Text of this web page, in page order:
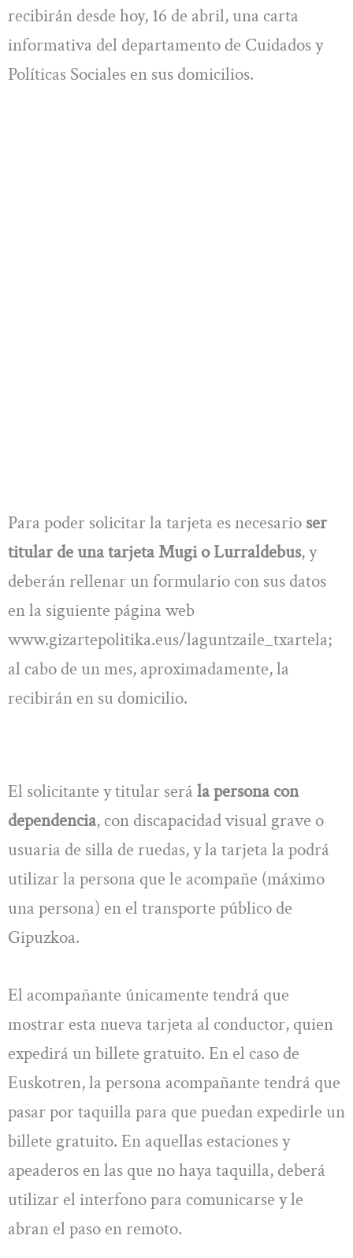
recibirán desde hoy, 16 de abril, una carta
informativa del departamento de Cuidados y
Políticas Sociales en sus domicilios.
Para poder solicitar la tarjeta es necesario ser
titular de una tarjeta Mugi o Lurraldebus, y
deberán rellenar un formulario con sus datos
en la siguiente página web
www.gizartepolitika.eus/laguntzaile_txartela;
al cabo de un mes, aproximadamente, la
recibirán en su domicilio.
El solicitante y titular será la persona con
dependencia, con discapacidad visual grave o
usuaria de silla de ruedas, y la tarjeta la podrá
utilizar la persona que le acompañe (máximo
una persona) en el transporte público de
Gipuzkoa.
El acompañante únicamente tendrá que
mostrar esta nueva tarjeta al conductor, quien
expedirá un billete gratuito. En el caso de
Euskotren, la persona acompañante tendrá que
pasar por taquilla para que puedan expedirle un
billete gratuito. En aquellas estaciones y
apeaderos en las que no haya taquilla, deberá
utilizar el interfono para comunicarse y le
abran el paso en remoto.